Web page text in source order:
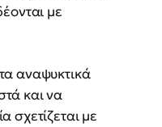
με
αναψυκτικά
και να
σχετίζεται με